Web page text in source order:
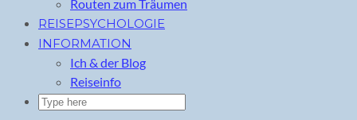
Routen zum Träumen
REISEPSYCHOLOGIE
INFORMATION
Ich & der Blog
Reiseinfo